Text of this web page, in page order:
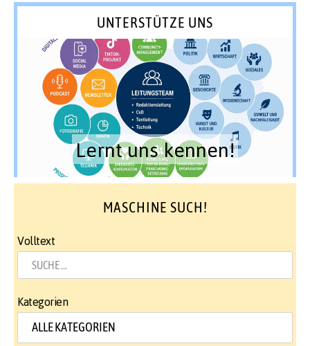
UNTERSTÜTZE UNS
Lernt uns kennen!
MASCHINE SUCH!
Volltext
Kategorien